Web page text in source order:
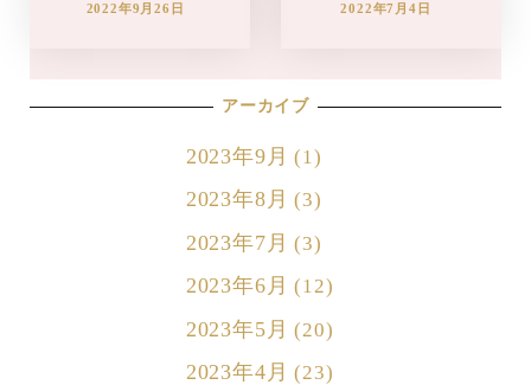
2022年9月26日
2022年7月4日
アーカイブ
2023年9月 (1)
2023年8月 (3)
2023年7月 (3)
2023年6月 (12)
2023年5月 (20)
2023年4月 (23)